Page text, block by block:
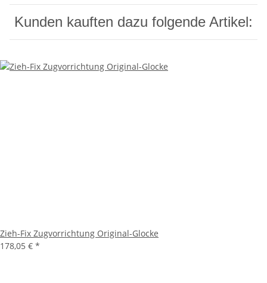
Kunden kauften dazu folgende Artikel:
Zieh-Fix Zugvorrichtung Original-Glocke
178,05 € *